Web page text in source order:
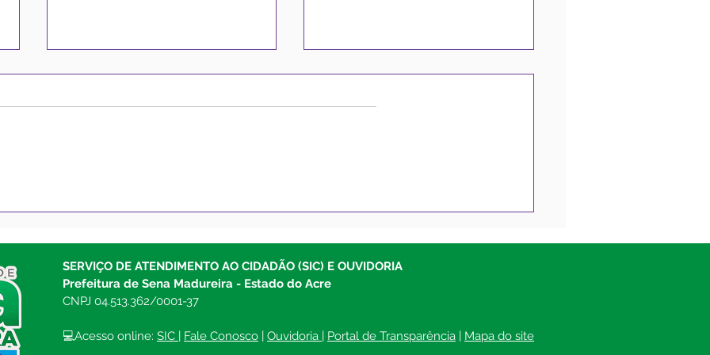
SERVIÇO DE ATENDIMENTO AO CIDADÃO (SIC) E OUVIDORIA
Prefeitura de Sena Madureira - Estado do Acre
CNPJ 04.513.362/0001-37
💻Acesso online: SIC | Fale Conosco | Ouvidoria | Portal de Transparência | Mapa do site